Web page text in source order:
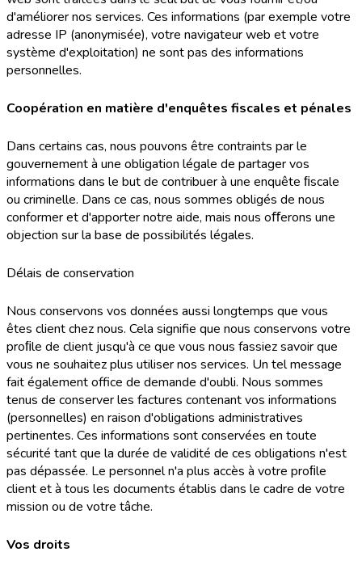
d'améliorer nos services. Ces informations (par exemple votre
adresse IP (anonymisée), votre navigateur web et votre
système d'exploitation) ne sont pas des informations
personnelles.
Coopération en matière d'enquêtes fiscales et pénales
Dans certains cas, nous pouvons être contraints par le
gouvernement à une obligation légale de partager vos
informations dans le but de contribuer à une enquête ﬁscale
ou criminelle. Dans ce cas, nous sommes obligés de nous
conformer et d'apporter notre aide, mais nous oﬀerons une
objection sur la base de possibilités légales.
Délais de conservation
Nous conservons vos données aussi longtemps que vous
êtes client chez nous. Cela signifie que nous conservons votre
proﬁle de client jusqu'à ce que vous nous fassiez savoir que
vous ne souhaitez plus utiliser nos services. Un tel message
fait également office de demande d'oubli. Nous sommes
tenus de conserver les factures contenant vos informations
(personnelles) en raison d'obligations administratives
pertinentes. Ces informations sont conservées en toute
sécurité tant que la durée de validité de ces obligations n'est
pas dépassée. Le personnel n'a plus accès à votre proﬁle
client et à tous les documents établis dans le cadre de votre
mission ou de votre tâche.
Vos droits